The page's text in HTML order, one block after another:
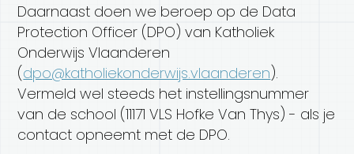
Daarnaast doen we beroep op de Data
Protection Officer (DPO) van Katholiek
Onderwijs Vlaanderen
(dpo@katholiekonderwijs.vlaanderen).
Vermeld wel steeds het instellingsnummer
van de school (11171 VLS Hofke Van Thys) - als je
contact opneemt met de DPO.